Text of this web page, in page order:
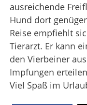
ausreichende
Hund dort
Reise empfiehlt
Tierarzt. Er kann
den Vierbeiner
Impfungen
Viel Spaß im